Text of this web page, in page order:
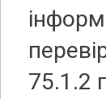
75.1.2